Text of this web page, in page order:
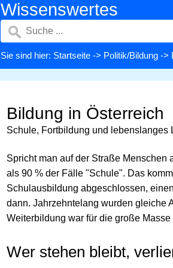
Wissenswertes
Sie sind hier: Startseite -> Politik/Bildung ->
Bildung in Österreich
Schule, Fortbildung und lebenslanges
Spricht man auf der Straße Menschen
als 90 % der Fälle "Schule". Das
Schulausbildung abgeschlossen,
dann. Jahrzehntelang wurden gleiche
Weiterbildung war für die große
Wer stehen bleibt,